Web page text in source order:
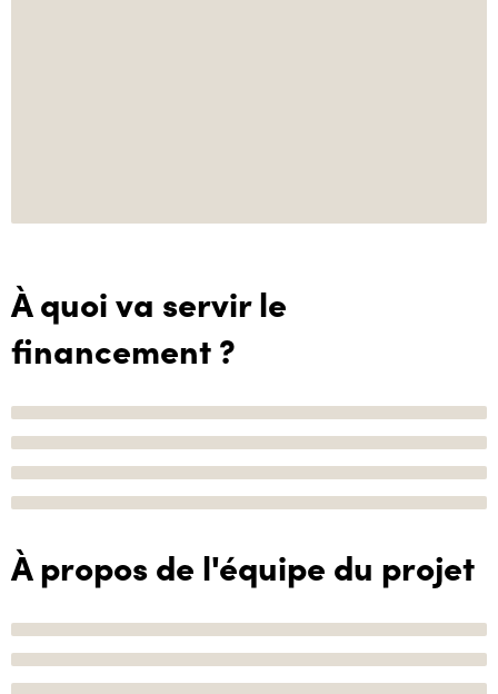
À quoi va servir le
financement ?
À propos de l'équipe du projet